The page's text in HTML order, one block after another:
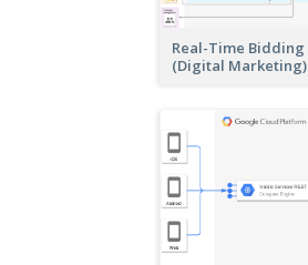
Real-Time Bidding
(Digital Marketing)